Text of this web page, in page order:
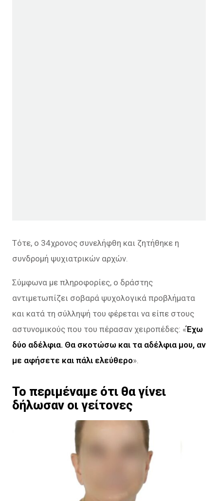
Τότε, ο 34χρονος συνελήφθη και ζητήθηκε η
συνδρομή ψυχιατρικών αρχών.
Σύμφωνα με πληροφορίες, ο δράστης
αντιμετωπίζει σοβαρά ψυχολογικά προβλήματα
και κατά τη σύλληψή του φέρεται να είπε στους
αστυνομικούς που του πέρασαν χειροπέδες: «Έχω
δύο αδέλφια. Θα σκοτώσω και τα αδέλφια μου, αν
με αφήσετε και πάλι ελεύθερο».
Το περιμέναμε ότι θα γίνει
δήλωσαν οι γείτονες